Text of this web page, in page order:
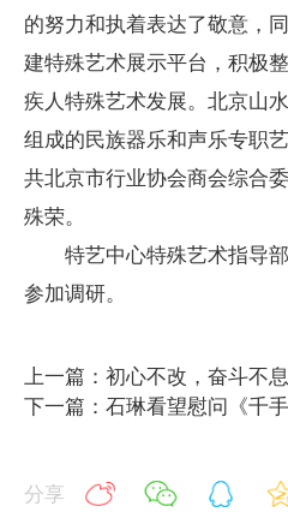
的努力和执着表达了敬意，
建特殊艺术展示平台，积极
疾人特殊艺术发展。北京山
组成的民族器乐和声乐专职
共北京市行业协会商会综合
殊荣。
特艺中心特殊艺术指导
参加调研。
上一篇：初心不改，奋斗不息
下一篇：石琳看望慰问《千
分享